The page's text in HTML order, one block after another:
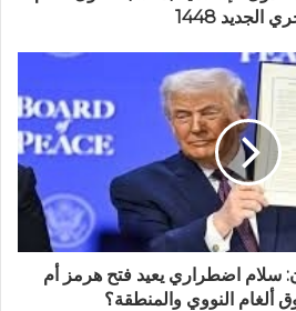
الجديد 1448
سلام اضطراري يعيد فتح هرمز أم
ألغام النووي والمنطقة؟